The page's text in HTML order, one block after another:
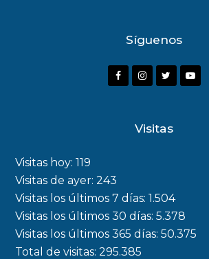
Síguenos
F
o
k
I
a
m
r
Y
Visitas
Visitas hoy:119
Visitas de ayer:243
Visitas los últimos 7 días:1.504
Visitas los últimos 30 días:5.378
Visitas los últimos 365 días:50.375
Total de visitas:295.385